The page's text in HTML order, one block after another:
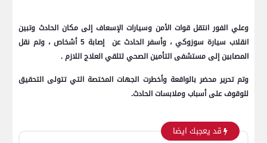
وعلي الفور انتقل قوات الأمن وسيارات الإسعاف إلى مكان الحادث وتبين
انقلاب سيارة سوزوكي ، وأسفر الحادث عن إصابة 5 أشخاص ، وتم نقل
المصابين إلى مستشفى التأمين الصحي لتلقي العلاج اللازم .
وتم تحرير محضر بالواقعة وأخطرت الجهات المختصة التي تتولى التحقيق
للوقوف على أسباب وملابسات الحادث.
قد يعجبك ايضا